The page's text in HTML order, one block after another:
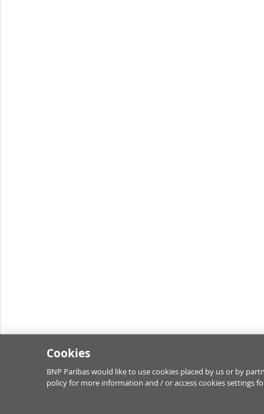
Cookies
BNP Paribas would like to use cookies placed by us or by
policy for more information and / or access cookies settings